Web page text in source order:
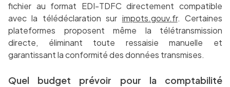
fichier au format EDI-TDFC directement compatible
avec la télédéclaration sur impots.gouv.fr. Certaines
plateformes proposent même la télétransmission
directe, éliminant toute ressaisie manuelle et
garantissant la conformité des données transmises.
Quel budget prévoir pour la comptabilité